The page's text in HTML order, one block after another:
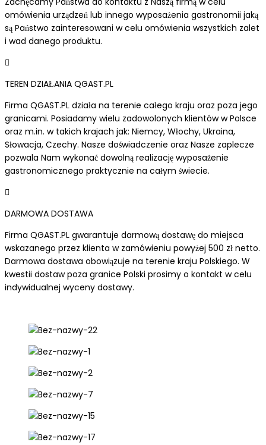
omówienia urządzeń lub innego wyposażenia gastronomii jaką
są Państwo zainteresowani w celu omówienia wszystkich zalet
i wad danego produktu.
TEREN DZIAŁANIA QGAST.PL
Firma QGAST.PL działa na terenie całego kraju oraz poza jego
granicami. Posiadamy wielu zadowolonych klientów w Polsce
oraz m.in. w takich krajach jak: Niemcy, Włochy, Ukraina,
Słowacja, Czechy. Nasze doświadczenie oraz Nasze zaplecze
pozwala Nam wykonać dowolną realizację wyposażenie
gastronomicznego praktycznie na całym świecie.
DARMOWA DOSTAWA
Firma QGAST.PL gwarantuje darmową dostawę do miejsca
wskazanego przez klienta w zamówieniu powyżej 500 zł netto.
Darmowa dostawa obowiązuje na terenie kraju Polskiego. W
kwestii dostaw poza granice Polski prosimy o kontakt w celu
indywidualnej wyceny dostawy.